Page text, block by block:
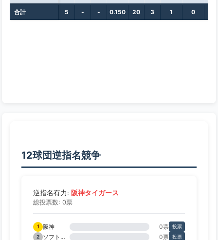
合計 5 - - 0.150 20 3 1 0
12球団逆指名競争
逆指名有力: 阪神タイガース
総投票数: 0票
1 阪神 0票 投票
2
ソフトバンク 0票 投票